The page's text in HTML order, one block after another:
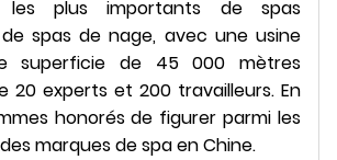
plus importants de spas
spas de nage, avec une usine
superficie de 45 000 mètres
20 experts et 200 travailleurs. En
honorés de figurer parmi les
marques de spa en Chine.